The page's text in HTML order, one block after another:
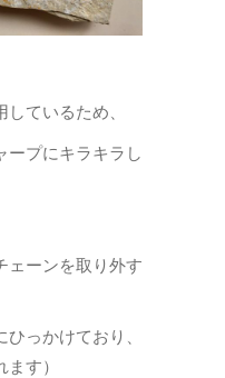
ているため、
ープにキラキラし
ェーンを取り外す
っかけており、
す）